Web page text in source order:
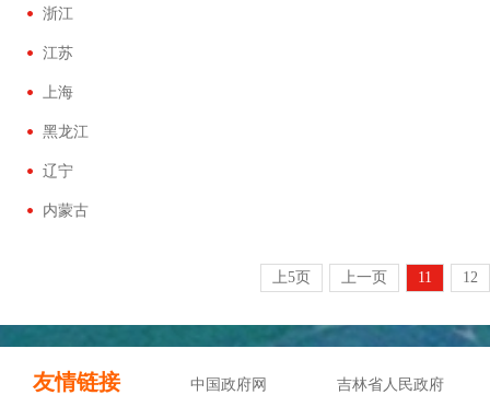
浙江
江苏
上海
黑龙江
辽宁
内蒙古
上5页 上一页 11 12
友情链接 中国政府网 吉林省人民政府